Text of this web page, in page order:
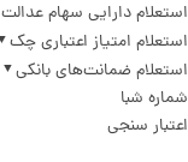
استعلام دارایی سهام عدالت
استعلام امتیاز اعتباری چک
استعلام ضمانت‌های بانکی
شماره شبا
اعتبار سنجی